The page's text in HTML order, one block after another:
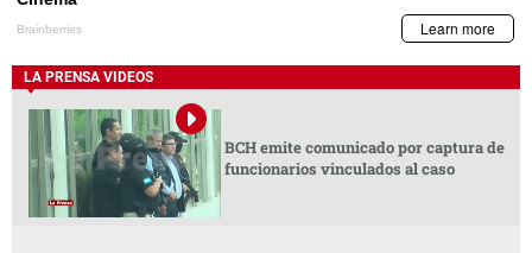
LA PRENSA VIDEOS
BCH emite comunicado por captura de
funcionarios vinculados al caso